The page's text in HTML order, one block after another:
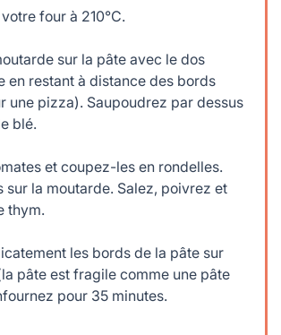
four à 210°C.
sur la pâte avec le dos
en restant à distance des bords
une pizza). Saupoudrez par dessus
blé.
et coupez-les en rondelles.
sur la moutarde. Salez, poivrez et
thym.
les bords de la pâte sur
pâte est fragile comme une pâte
pour 35 minutes.